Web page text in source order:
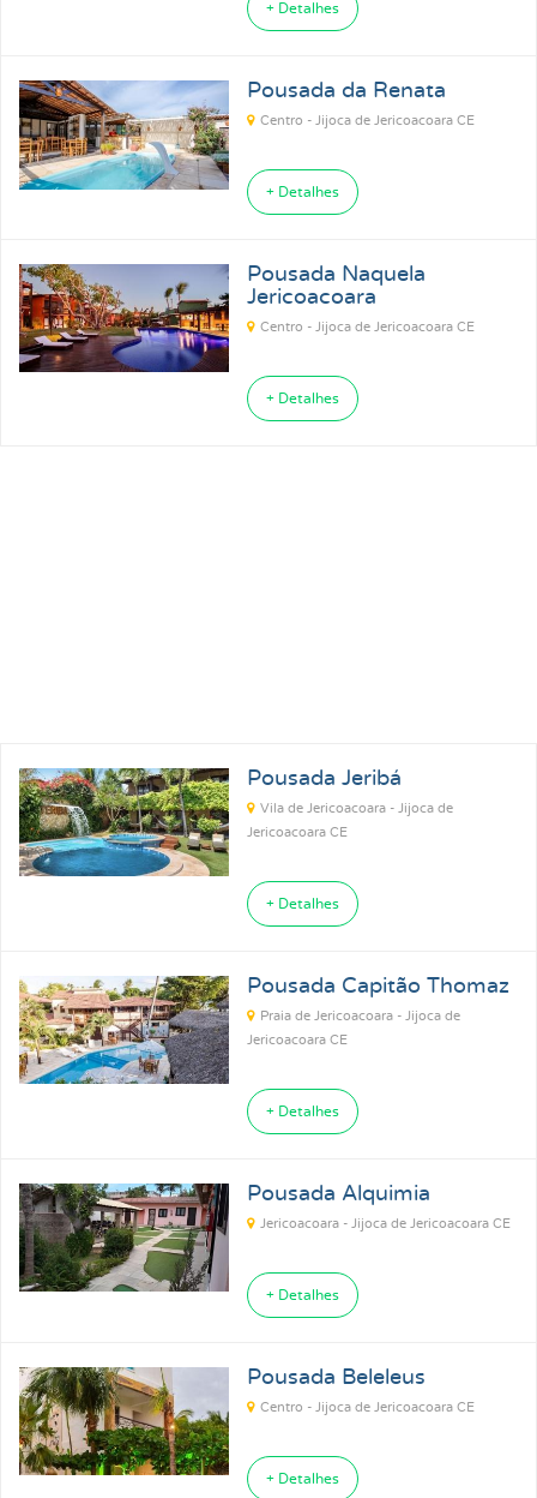
+ Detalhes
Pousada da Renata
Centro - Jijoca de Jericoacoara CE
+ Detalhes
Pousada Naquela
Jericoacoara
Centro - Jijoca de Jericoacoara CE
+ Detalhes
Pousada Jeribá
Vila de Jericoacoara - Jijoca de
Jericoacoara CE
+ Detalhes
Pousada Capitão Thomaz
Praia de Jericoacoara - Jijoca de
Jericoacoara CE
+ Detalhes
Pousada Alquimia
Jericoacoara - Jijoca de Jericoacoara CE
+ Detalhes
Pousada Beleleus
Centro - Jijoca de Jericoacoara CE
+ Detalhes